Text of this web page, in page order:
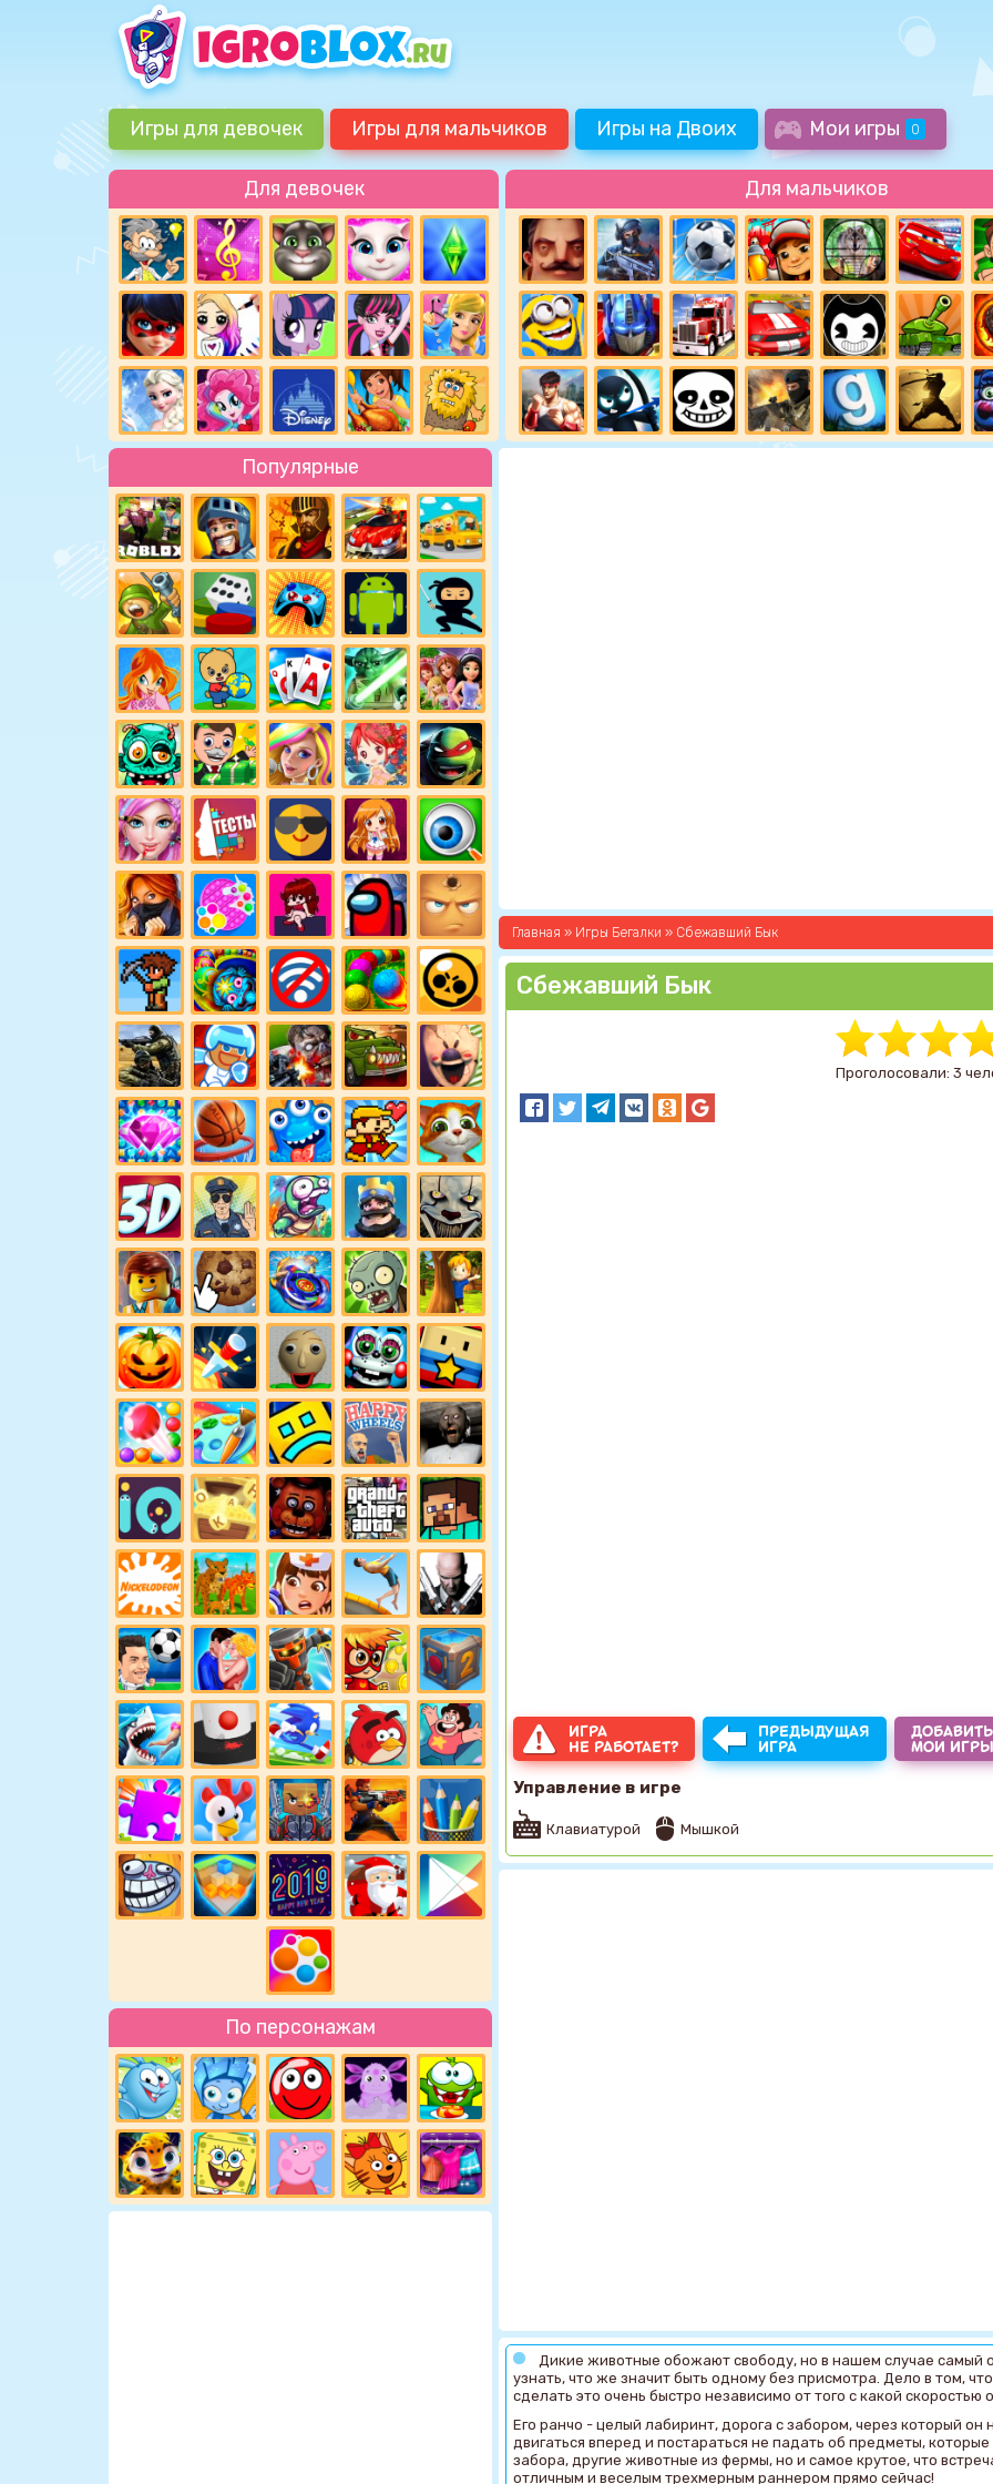
Игры для девочек Игры для мальчиков Игры на Двоих Мои игры 0
Для девочек Для мальчиков
Популярные
По персонажам
Главная » Игры Бегалки » Сбежавший Бык
Сбежавший Бык
Проголосовали: 3
ИГРА
НЕ РАБОТАЕТ?
ПРЕДЫДУЩАЯ
ИГРА
МОИ ИГРЫ
Управление в игре
Клавиатурой Мышкой
Дикие животные обожают свободу, но в нашем случае
узнать, что же значит быть одному без присмотра. Дело в том,
сделать это очень быстро независимо от того с какой скоростью
Его ранчо - целый лабиринт, дорога с забором, через который
двигаться вперед и постараться не падать об предметы,
забора, другие животные из фермы, но и самое крутое, что
отличным и веселым трехмерным раннером прямо сейчас!